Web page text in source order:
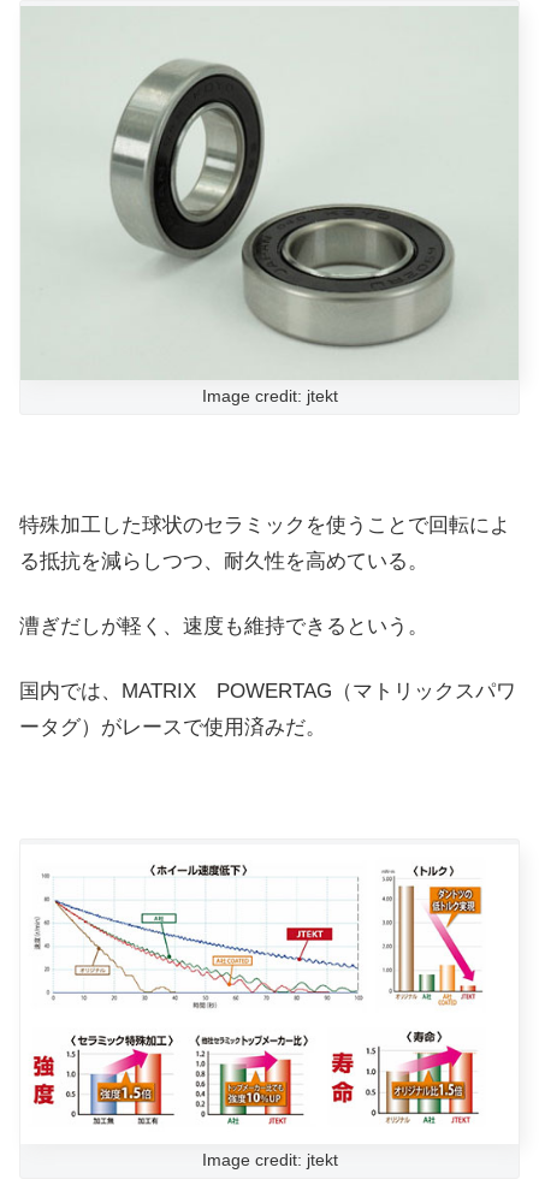
Image credit: jtekt
特殊加工した球状のセラミックを使うことで回転によ
る抵抗を減らしつつ、耐久性を高めている。
漕ぎだしが軽く、速度も維持できるという。
国内では、MATRIX POWERTAG（マトリックスパワ
ータグ）がレースで使用済みだ。
Image credit: jtekt